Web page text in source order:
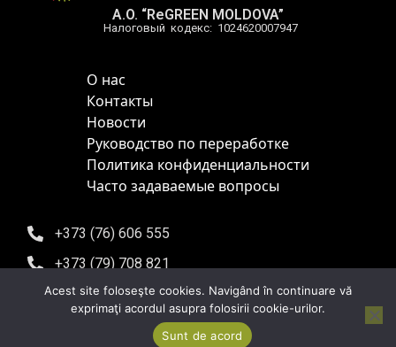
A.O. “ReGREEN MOLDOVA”
Налоговый кодекс: 1024620007947
О нас
Контакты
Новости
Руководство по переработке
Политика конфиденциальности
Часто задаваемые вопросы
+373 (76) 606 555
+373 (79) 708 821
info@regreen.md
Кишинев, бульвар Юрия Гагарина, 10, офис 302
Acest site foloseşte cookies. Navigând în continuare vă
exprimaţi acordul asupra folosirii cookie-urilor.
Sunt de acord